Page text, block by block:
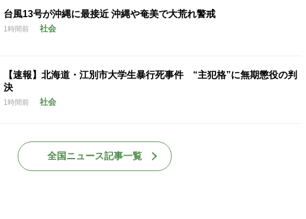
台風13号が沖縄に最接近 沖縄や奄美で大荒れ警戒
1時間前 社会
【速報】北海道・江別市大学生暴行死事件 “主犯格”に無期懲役の判
決
1時間前 社会
全国ニュース記事一覧